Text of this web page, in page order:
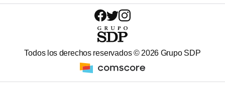
Todos los derechos reservados © 2026 Grupo SDP